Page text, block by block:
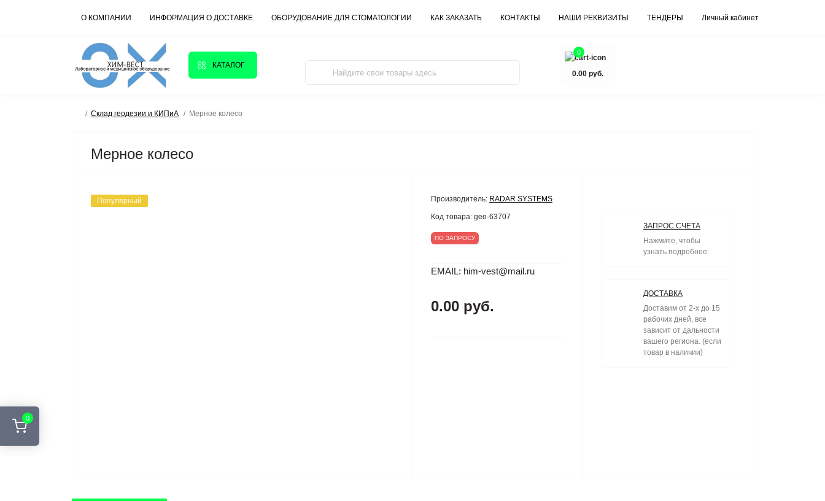
0
О КОМПАНИИ ИНФОРМАЦИЯ О ДОСТАВКЕ ОБОРУДОВАНИЕ ДЛЯ СТОМАТОЛОГИИ КАК ЗАКАЗАТЬ КОНТАКТЫ НАШИ РЕКВИЗИТЫ ТЕНДЕРЫ Личный кабинет
КАТАЛОГ
0
0.00 руб.
Склад геодезии и КИПиА Мерное колесо
Мерное колесо
Популярный Производитель: RADAR SYSTEMS
Код товара: geo-63707
ПО ЗАПРОСУ
EMAIL: him-vest@mail.ru
0.00 руб.
ЗАПРОС СЧЕТА
Нажмите, чтобы
узнать подробнее:
ДОСТАВКА
Доставим от 2-х до 15
рабочих дней, все
зависит от дальности
вашего региона. (если
товар в наличии)